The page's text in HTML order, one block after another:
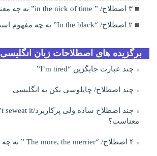
۳ اصطلاح/ ” in the nick of time” به چه معناست؟
۲ اصطلاح/ “In the black” به چه مفهوم است؟
برگزیده های اصطلاحات زبان انگلیسی
چند عبارت جایگزین “I’m tired”
چند اصطلاح/ چاپلوسی نکن به انگلیسی
معناست؟